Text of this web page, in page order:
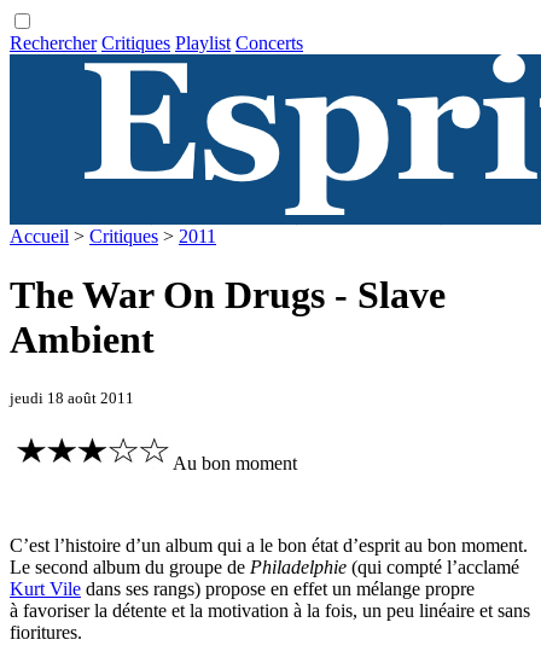
Rechercher Critiques Playlist Concerts
Accueil > Critiques > 2011
The War On Drugs - Slave
Ambient
jeudi 18 août 2011
Au bon moment
C’est l’histoire d’un album qui a le bon état d’esprit au bon moment.
Le second album du groupe de Philadelphie (qui compté l’acclamé
Kurt Vile dans ses rangs) propose en effet un mélange propre
à favoriser la détente et la motivation à la fois, un peu linéaire et sans
fioritures.